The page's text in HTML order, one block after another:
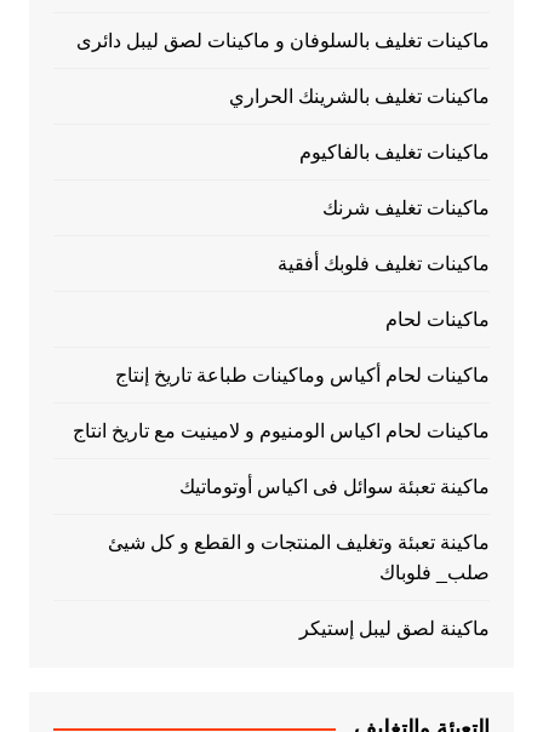
ماكينات تغليف بالسلوفان و ماكينات لصق ليبل دائرى
ماكينات تغليف بالشرينك الحراري
ماكينات تغليف بالفاكيوم
ماكينات تغليف شرنك
ماكينات تغليف فلوبك أفقية
ماكينات لحام
ماكينات لحام أكياس وماكينات طباعة تاريخ إنتاج
ماكينات لحام اكياس الومنيوم و لامينيت مع تاريخ انتاج
ماكينة تعبئة سوائل فى اكياس أوتوماتيك
ماكينة تعبئة وتغليف المنتجات و القطع و كل شيئ
صلب_ فلوباك
ماكينة لصق ليبل إستيكر